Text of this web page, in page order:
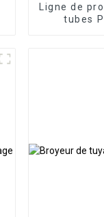
Ligne de
tubes